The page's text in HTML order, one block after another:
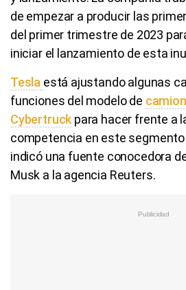
de empezar a producir las
del primer trimestre de 2023
iniciar el lanzamiento de esta
Tesla está ajustando algunas
funciones del modelo de
Cybertruck para hacer frente a
competencia en este
indicó una fuente conocedora
Musk a la agencia Reuters.